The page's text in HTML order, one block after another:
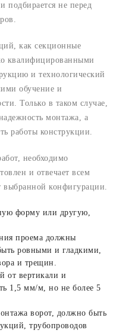
подбирается не перед
как секционные
квалифицированными
и технологический
обучение и
Только в таком случае,
монтажа, а
работы конструкции.
необходимо
и отвечает всем
выбранной конфигурации.
форму или другую,
проема должны
ровными и гладкими,
и трещин.
от вертикали и
1,5 мм/м, но не более 5
ворот, должно быть
трубопроводов